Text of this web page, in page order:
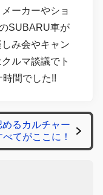
ーカーやショ
SUBARU車が
み会やキャン
ルマ談議でト
間でした!!
るカルチャー
てがここに！